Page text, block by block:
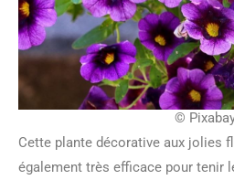
©
Cette plante décorative aux jolies
également très efficace pour tenir